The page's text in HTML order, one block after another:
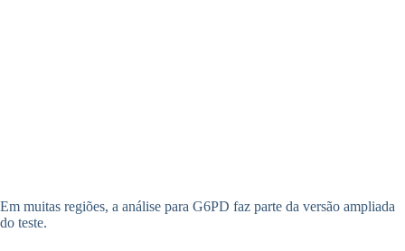
Em muitas regiões, a análise para G6PD faz parte da versão ampliada
do teste.